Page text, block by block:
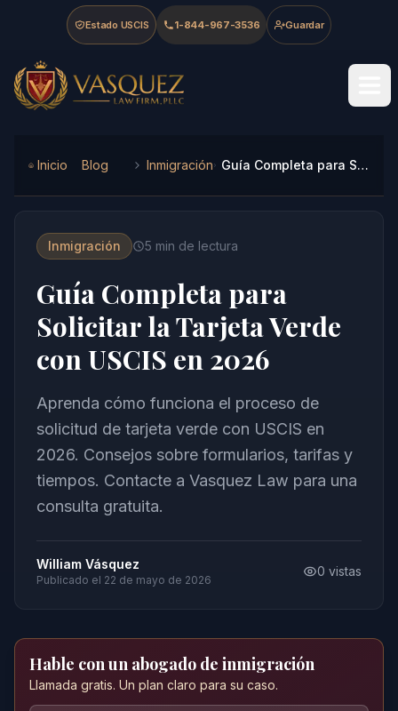
Skip to main content
Skip to navigation
Skip to footer
Estado USCIS 1-844-967-3536 Guardar
Vasquez Law Firm - Home
Inicio Blog Inmigración Guía Completa para Solicitar la Tarjeta Verde con USCIS en 2026
Inmigración 5 min de lectura
Guía Completa para
Solicitar la Tarjeta Verde
con USCIS en 2026
Aprenda cómo funciona el proceso de
solicitud de tarjeta verde con USCIS en
2026. Consejos sobre formularios, tarifas y
tiempos. Contacte a Vasquez Law para una
consulta gratuita.
William Vásquez
Publicado el 22 de mayo de 2026
0 vistas
Hable con un abogado de inmigración
Llamada gratis. Un plan claro para su caso.